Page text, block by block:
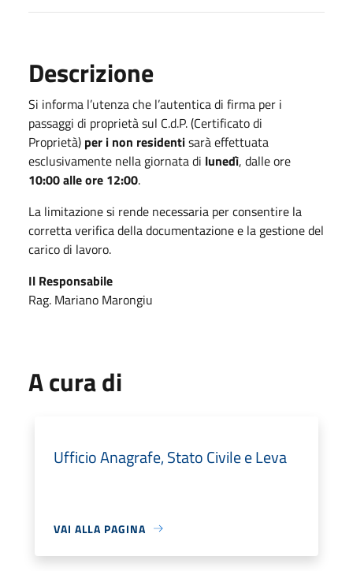
Descrizione
Si informa l’utenza che l’autentica di firma per i
passaggi di proprietà sul C.d.P. (Certificato di
Proprietà) per i non residentisarà effettuata
esclusivamente nella giornata di lunedì, dalle ore
10:00 alle ore 12:00.
La limitazione si rende necessaria per consentire la
corretta verifica della documentazione e la gestione del
carico di lavoro.
Il Responsabile
Rag. Mariano Marongiu
A cura di
Ufficio Anagrafe, Stato Civile e Leva
VAI ALLA PAGINA